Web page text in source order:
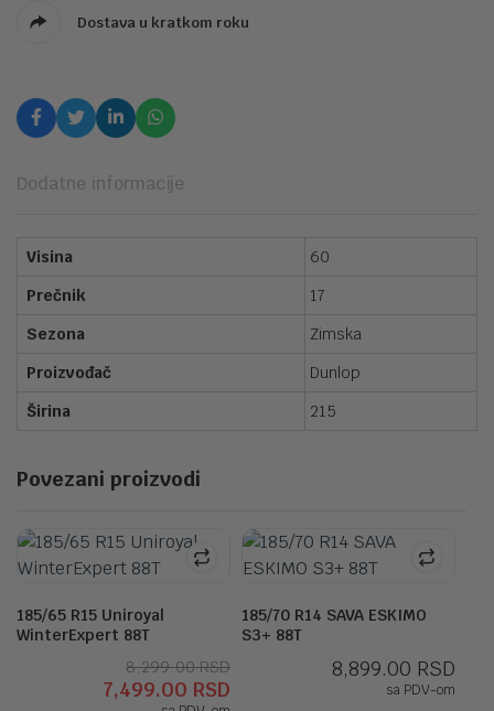
Dostava u kratkom roku
Dodatne informacije
Visina
60
Prečnik
17
Sezona
Zimska
Proizvođač
Dunlop
Širina
215
Povezani proizvodi
185/65 R15 Uniroyal
WinterExpert 88T
8,299.00RSDOriginalna
cena
7,499.00 RSD
Trenutna
cena
185/70 R14 SAVA ESKIMO
S3+ 88T
8,899.00 RSD
sa PDV-om